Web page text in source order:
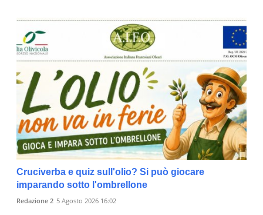
Cruciverba e quiz sull'olio? Si può giocare
imparando sotto l'ombrellone
Redazione 2 5 Agosto 2026 16:02